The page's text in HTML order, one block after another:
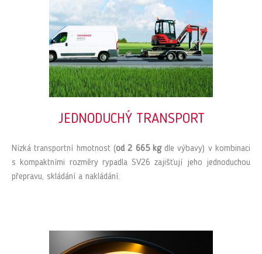
JEDNODUCHÝ TRANSPORT
Nízká transportní hmotnost (od 2 665 kgdle výbavy) v kombinaci
s kompaktními rozměry rypadla SV26 zajišťují jeho jednoduchou
přepravu, skládání a nakládání.